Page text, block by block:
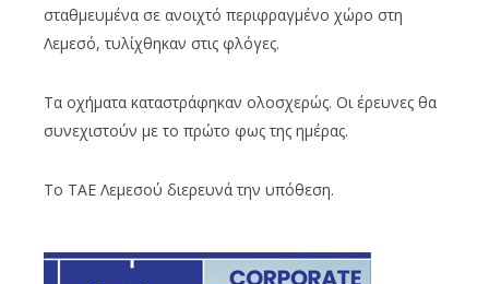
σταθμευμένα σε ανοιχτό περιφραγμένο χώρο στη
Λεμεσό, τυλίχθηκαν στις φλόγες.
Τα οχήματα καταστράφηκαν ολοσχερώς. Οι έρευνες θα
συνεχιστούν με το πρώτο φως της ημέρας.
Το ΤΑΕ Λεμεσού διερευνά την υπόθεση.